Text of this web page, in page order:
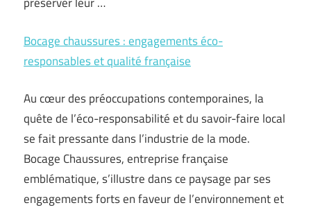
Bocage chaussures : engagements éco-
responsables et qualité française
Au cœur des préoccupations contemporaines, la
quête de l’éco-responsabilité et du savoir-faire local
se fait pressante dans l’industrie de la mode.
Bocage Chaussures, entreprise française
emblématique, s’illustre dans ce paysage par ses
engagements forts en faveur de l’environnement et